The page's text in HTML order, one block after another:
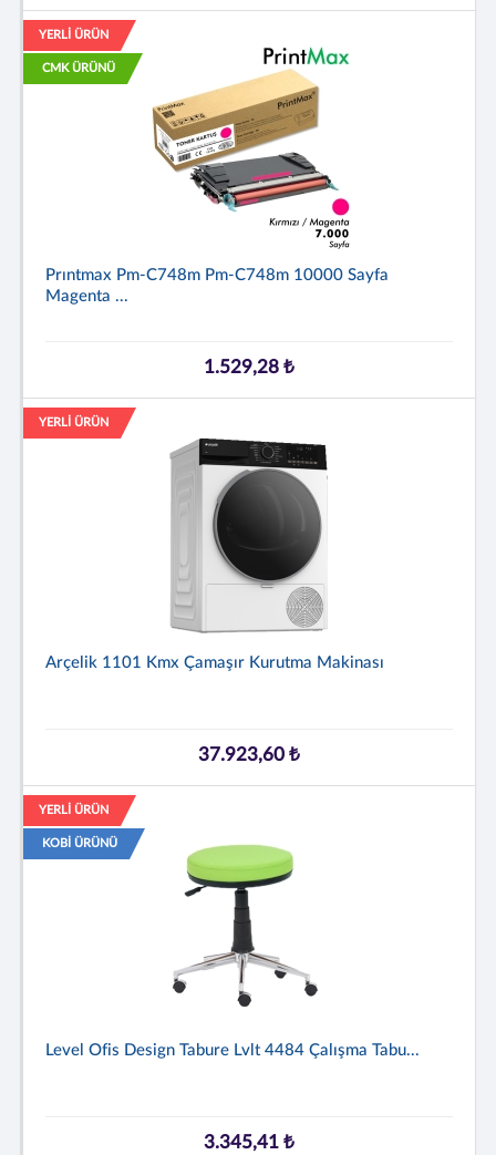
YERLİ ÜRÜN
CMK ÜRÜNÜ
Prıntmax Pm-C748m Pm-C748m 10000 Sayfa
Magenta ...
1.529,28 ₺
YERLİ ÜRÜN
Arçelik 1101 Kmx Çamaşır Kurutma Makinası
37.923,60 ₺
YERLİ ÜRÜN
KOBİ ÜRÜNÜ
Level Ofis Design Tabure Lvlt 4484 Çalışma Tabu...
3.345,41 ₺